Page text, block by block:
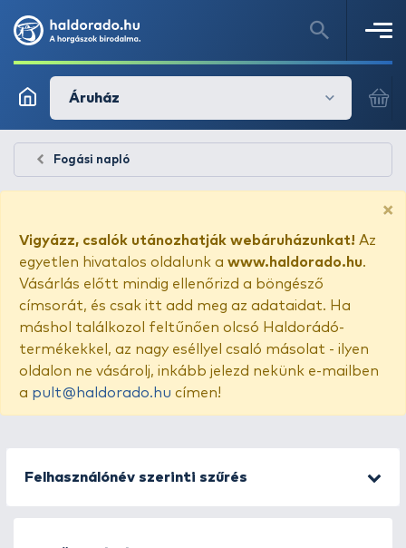
Áruház
Fogási napló
×
Vigyázz, csalók utánozhatják webáruházunkat! Az
egyetlen hivatalos oldalunk a www.haldorado.hu.
Vásárlás előtt mindig ellenőrizd a böngésző
címsorát, és csak itt add meg az adataidat. Ha
máshol találkozol feltűnően olcsó Haldorádó-
termékekkel, az nagy eséllyel csaló másolat - ilyen
oldalon ne vásárolj, inkább jelezd nekünk e-mailben
a pult@haldorado.hu címen!
Felhasználónév szerinti szűrés